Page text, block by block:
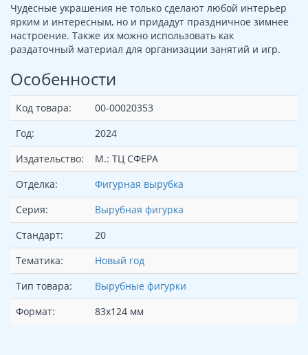
Чудесные украшения не только сделают любой интерьер
ярким и интересным, но и придадут праздничное зимнее
настроение. Также их можно использовать как
раздаточный материал для организации занятий и игр.
Особенности
Код товара:
00-00020353
Год:
2024
Издательство:
М.: ТЦ СФЕРА
Отделка:
Фигурная вырубка
Серия:
Вырубная фигурка
Стандарт:
20
Тематика:
Новый год
Тип товара:
Вырубные фигурки
Формат:
83х124 мм